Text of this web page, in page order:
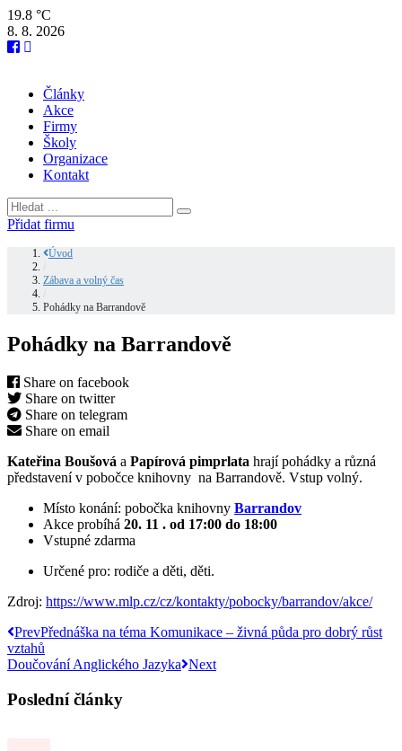
19.8 °C
8. 8. 2026
Články
Akce
Firmy
Školy
Organizace
Kontakt
Přidat firmu
Úvod
Zábava a volný čas
Pohádky na Barrandově
Pohádky na Barrandově
Share on facebook
Share on twitter
Share on telegram
Share on email
Kateřina Boušová a Papírová pimprlata hrají pohádky a různá
představení v pobočce knihovny na Barrandově. Vstup volný.
Místo konání: pobočka knihovny Barrandov
Akce probíhá 20. 11 . od 17:00 do 18:00
Vstupné zdarma
Určené pro: rodiče a děti, děti.
Zdroj: https://www.mlp.cz/cz/kontakty/pobocky/barrandov/akce/
PrevPřednáška na téma Komunikace – živná půda pro dobrý růst
vztahů
Doučování Anglického Jazyka Next
Poslední články